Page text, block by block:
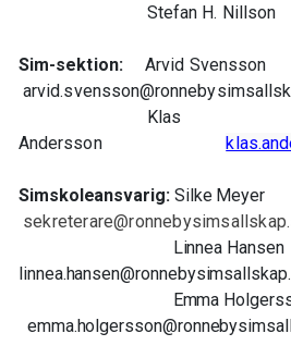
Stefan H.
Sim-sektion:Arvid
Klas
Andersson
Simskoleansvarig: Silke
Linnea
Emma